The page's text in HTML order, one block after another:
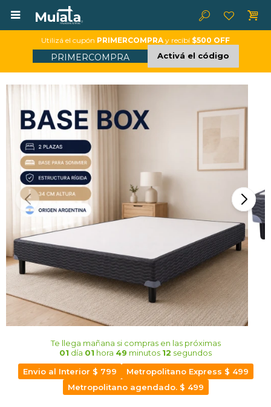

Utilizá el cupón PRIMERCOMPRA y recibí $500 OFF
PRIMERCOMPRA Activá el código
Te llega mañana si compras en las próximas
01 día 01 hora 49 minutos 12 segundos
Envio al Interior $ 799
Metropolitano Express $ 499
Metropolitano agendado. $ 499